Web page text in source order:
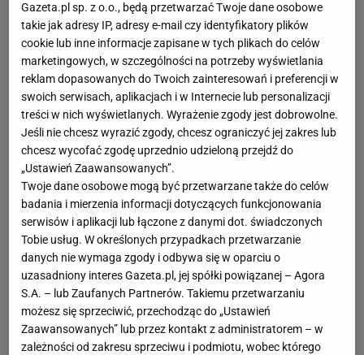
Mąka ziemniaczana to dokładnie ten sam produkt, co
skrobia ziemniaczana - dlatego w sklepie nie musicie się
wahać - którejkolwiek z nich nie wybierzecie, będzie dobrze.
Pozyskuje się ją, jak łatwo można się domyślić, z
ziemniaków. Jest to zatem produkt bezglutenowy, lecz
niestety, może zostać skażony glutenem w trakcie
produkcji, dlatego osoby z celiakią powinny wybierać tylko
te produkty, które mają na opakowaniu znaczek
przekreślonego kłosa. Mąka ziemniaczana to produkt
niezbędny do wyrobu klusek ziemniaczanych, kisieli, i ciast
a także zagęszczania sosów.
Mąka ziemniaczana - wartości odżywcze
Wartość energetyczna
Gazeta.pl sp. z o.o., będą przetwarzać Twoje dane osobowe
takie jak adresy IP, adresy e-mail czy identyfikatory plików
cookie lub inne informacje zapisane w tych plikach do celów
marketingowych, w szczególności na potrzeby wyświetlania
reklam dopasowanych do Twoich zainteresowań i preferencji w
swoich serwisach, aplikacjach i w Internecie lub personalizacji
treści w nich wyświetlanych. Wyrażenie zgody jest dobrowolne.
Jeśli nie chcesz wyrazić zgody, chcesz ograniczyć jej zakres lub
chcesz wycofać zgodę uprzednio udzieloną przejdź do
„Ustawień Zaawansowanych”.
Twoje dane osobowe mogą być przetwarzane także do celów
badania i mierzenia informacji dotyczących funkcjonowania
serwisów i aplikacji lub łączone z danymi dot. świadczonych
Tobie usług. W określonych przypadkach przetwarzanie
danych nie wymaga zgody i odbywa się w oparciu o
uzasadniony interes Gazeta.pl, jej spółki powiązanej – Agora
S.A. – lub Zaufanych Partnerów. Takiemu przetwarzaniu
możesz się sprzeciwić, przechodząc do „Ustawień
Zaawansowanych” lub przez kontakt z administratorem – w
zależności od zakresu sprzeciwu i podmiotu, wobec którego